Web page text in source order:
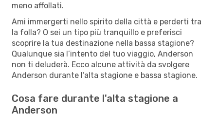
meno affollati.
Ami immergerti nello spirito della città e perderti tra
la folla? O sei un tipo più tranquillo e preferisci
scoprire la tua destinazione nella bassa stagione?
Qualunque sia l’intento del tuo viaggio, Anderson
non ti deluderà. Ecco alcune attività da svolgere
Anderson durante l’alta stagione e bassa stagione.
Cosa fare durante l'alta stagione a
Anderson